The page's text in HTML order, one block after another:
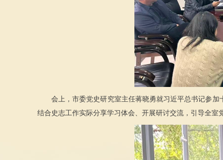
会上，市委党史研究室主任蒋晓勇就习近平总书记参
结合史志工作实际分享学习体会、开展研讨交流，引导全